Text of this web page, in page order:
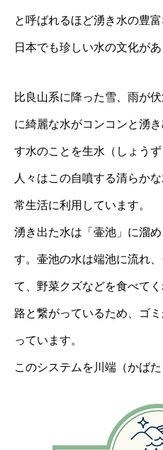
と呼ばれるほど湧き⽔の豊
⽇本でも珍しい⽔の⽂化があ
⽐良⼭系に降った雪、⾬が
に綺麗な⽔がコンコンと湧
す⽔のことを⽣⽔（しょうず
⼈々はこの⾃噴する清らか
常⽣活に利⽤しています。
湧き出た水は「壷池」に溜
す。壷池の水は端池に流れ
て、野菜クズなどを食べて
路と繋がっているため、ゴ
っています。
このシステムを川端（かばた